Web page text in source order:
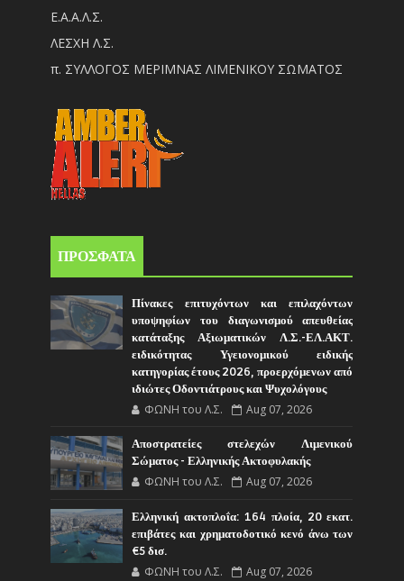
Ε.Α.Α.Λ.Σ.
ΛΕΣΧΗ Λ.Σ.
π. ΣΥΛΛΟΓΟΣ ΜΕΡΙΜΝΑΣ ΛΙΜΕΝΙΚΟΥ ΣΩΜΑΤΟΣ
ΠΡΟΣΦΑΤΑ
Πίνακες επιτυχόντων και επιλαχόντων
υποψηφίων του διαγωνισμού απευθείας
κατάταξης Αξιωματικών Λ.Σ.-ΕΛ.ΑΚΤ.
ειδικότητας Υγειονομικού ειδικής
κατηγορίας έτους 2026, προερχόμενων από
ιδιώτες Οδοντιάτρους και Ψυχολόγους
ΦΩΝΗ του Λ.Σ. Aug 07, 2026
Αποστρατείες στελεχών Λιμενικού
Σώματος - Ελληνικής Ακτοφυλακής
ΦΩΝΗ του Λ.Σ. Aug 07, 2026
Ελληνική ακτοπλοΐα: 164 πλοία, 20 εκατ.
επιβάτες και χρηματοδοτικό κενό άνω των
€5 δισ.
ΦΩΝΗ του Λ.Σ. Aug 07, 2026